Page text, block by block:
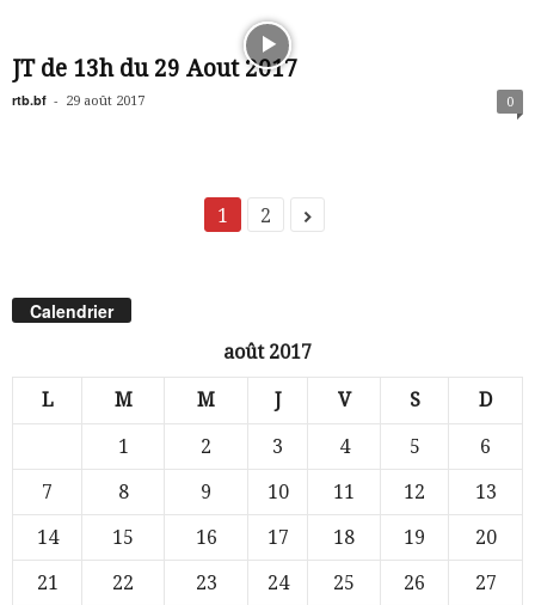
JT de 13h du 29 Aout 2017
rtb.bf - 29 août 2017 0
1 2
Calendrier
août 2017
L M M J V S D
1 2 3 4 5
6
7
8 9 10 11 12
13
14
15 16 17 18 19
20
21
22 23 24 25 26
27